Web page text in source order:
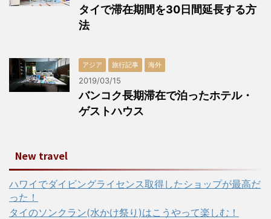
タイで滞在期間を30日間延長する方
法
アジア 旅行記事 海外
2019/03/15
バンコク長期滞在で泊ったホテル・
ゲストハウス
New travel
ハワイでダイビングライセンス取得したショップが最高だ
った！
タイのソンクラン(水かけ祭り)はこうやって楽しむ！